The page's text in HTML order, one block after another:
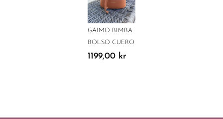
GAIMO BIMBA
BOLSO CUERO
1199,00 kr